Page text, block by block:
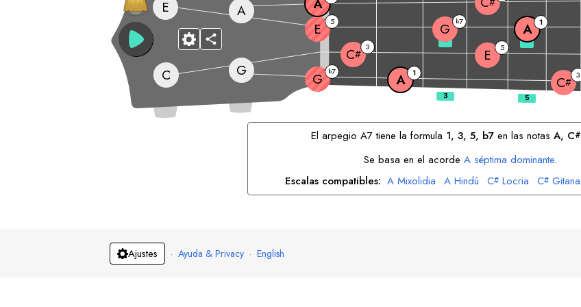
G G b7 A 1
C# 3
C
C# 3 E 5
E
E
5 G b7 A 1
A
3 5
El arpegio A7 tiene la formula 1, 3, 5, b7 en las notas A, C#
Se basa en el acorde A séptima dominante.
Escalas compatibles: A Mixolidia A Hindú C# Locria C# Gitana
E Menor Melódica G Lidia
Ajustes · Ayuda & Privacy · English